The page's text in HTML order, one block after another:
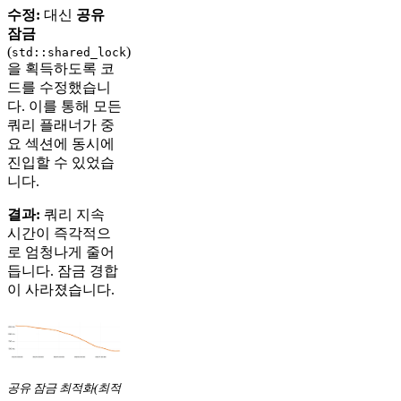
수정: 대신 공유
잠금
(std::shared_lock)
을 획득하도록 코
드를 수정했습니
다. 이를 통해 모든
쿼리 플래너가 중
요 섹션에 동시에
진입할 수 있었습
니다.
결과: 쿼리 지속
시간이 즉각적으
로 엄청나게 줄어
듭니다. 잠금 경합
이 사라졌습니다.
공유 잠금 최적화(최적